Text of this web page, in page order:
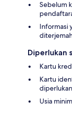
Sebelum
Informasi
Diperlukan
Kartu
Kartu
diperlukan
Usia